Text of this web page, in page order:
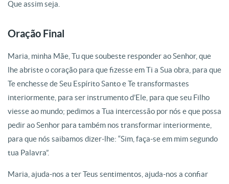
Que assim seja.
Oração Final
Maria, minha Mãe, Tu que soubeste responder ao Senhor, que
lhe abriste o coração para que fizesse em Ti a Sua obra, para que
Te enchesse de Seu Espírito Santo e Te transformastes
interiormente, para ser instrumento d’Ele, para que seu Filho
viesse ao mundo; pedimos a Tua intercessão por nós e que possa
pedir ao Senhor para também nos transformar interiormente,
para que nós saibamos dizer-lhe: “Sim, faça-se em mim segundo
tua Palavra”.
Maria, ajuda-nos a ter Teus sentimentos, ajuda-nos a confiar